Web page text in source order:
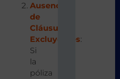
Ausencia
de
Cláusulas
Excluyentes:
Si
la
póliza